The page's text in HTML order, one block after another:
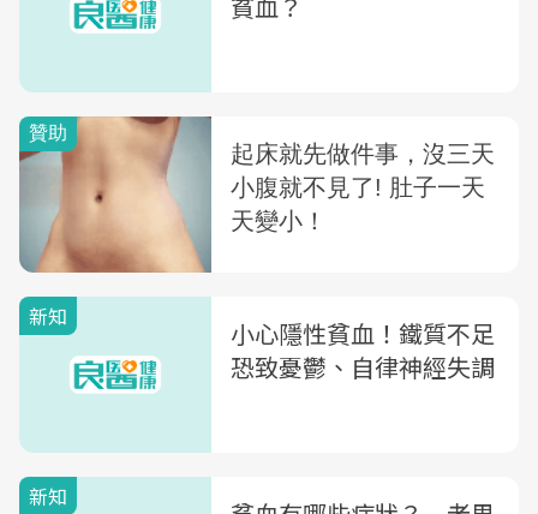
新知
小心隱性貧血！鐵質不足
恐致憂鬱、自律神經失調
新知